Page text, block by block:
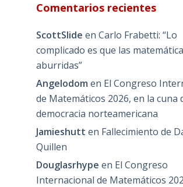
Comentarios recientes
ScottSlide en Carlo Frabetti: “Lo
complicado es que las
aburridas”
Angelodom en El Congreso
de Matemáticos 2026, en la cuna
democracia norteamericana
Jamieshutt en Fallecimiento de
Quillen
Douglasrhype en El Congreso
Internacional de Matemáticos